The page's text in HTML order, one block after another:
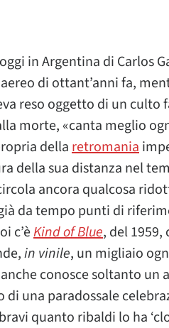
in Argentina di Carlos
di ottant’anni fa,
reso oggetto di un culto
morte, «canta meglio
dellaretromania
della sua distanza nel
ancora qualcosa
da tempo punti di
c’èKind of Blue, del 1959,
in vinile, un migliaio
conosce soltanto un
una paradossale
quanto ribaldi lo ha